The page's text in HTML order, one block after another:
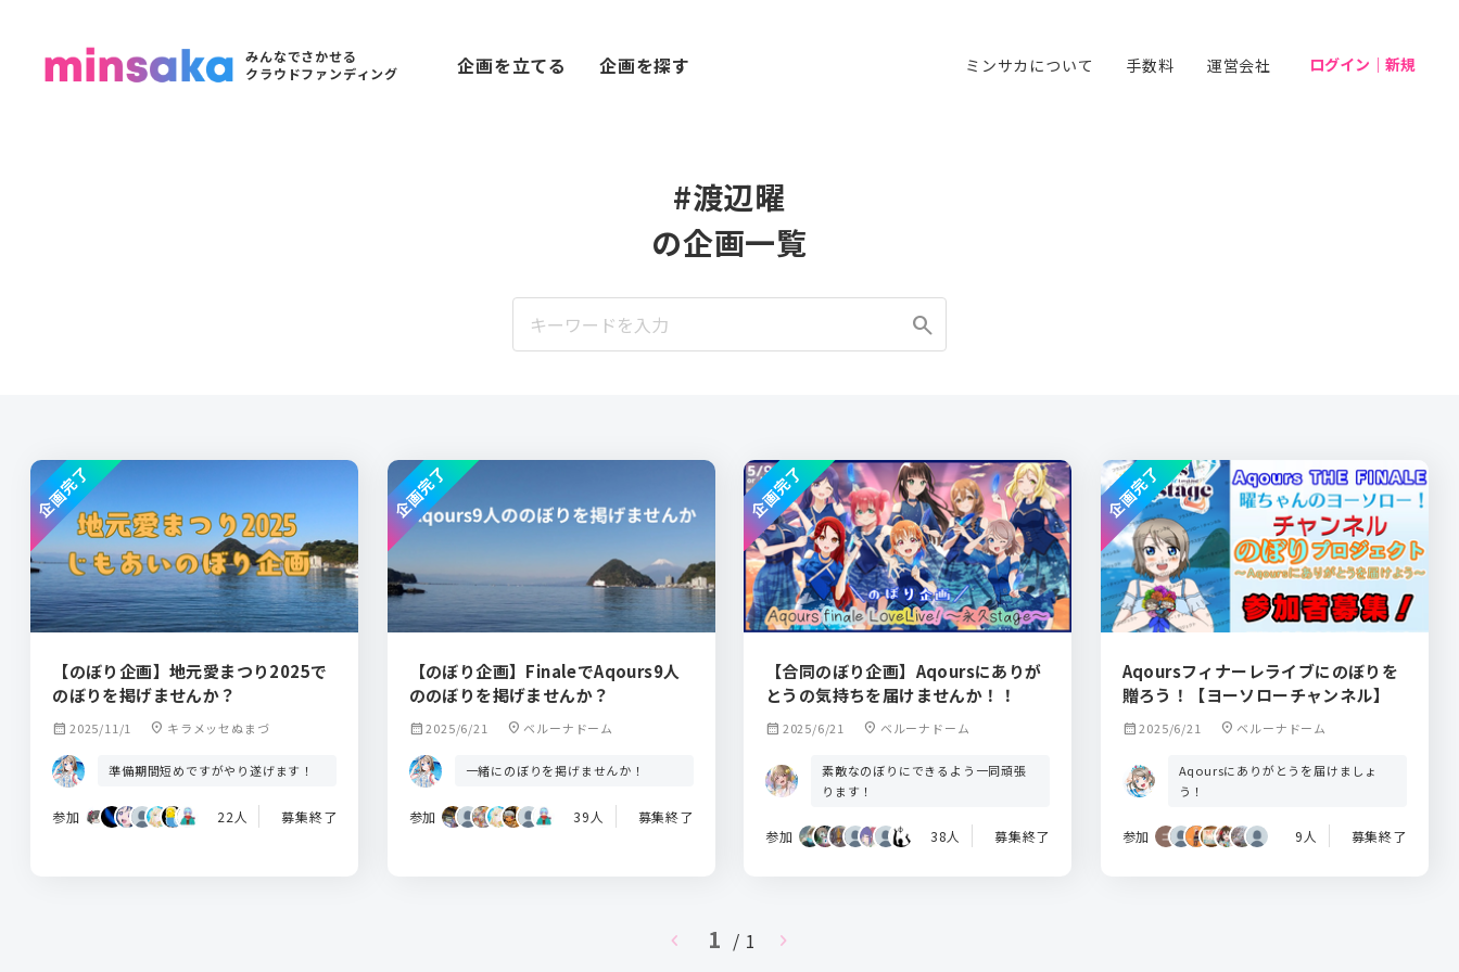
みんなでさかせる
クラウドファンディング
企画を立てる 企画を探す ミンサカについて 手数料 運営会社 ログイン｜新規
#渡辺曜
の企画一覧
search
【のぼり企画】地元愛まつり2025で
のぼりを掲げませんか？
calendar_month 2025/11/1 location_on キラメッセぬまづ
準備期間短めですがやり遂げます！
参加 22人 募集終了
企画完了
【のぼり企画】FinaleでAqours9人
ののぼりを掲げませんか？
calendar_month2025/6/21 location_on ベルーナドーム
一緒にのぼりを掲げませんか！
参加 39人 募集終了
企画完了
【合同のぼり企画】Aqoursにありが
とうの気持ちを届けませんか！！
calendar_month 2025/6/21 location_on ベルーナドーム
素敵なのぼりにできるよう一同頑張
ります！
参加 38人 募集終了
企画完了
Aqoursフィナーレライブにのぼりを
贈ろう！【ヨーソローチャンネル】
calendar_month2025/6/21 location_on ベルーナドーム
Aqoursにありがとうを届けましょ
う！
参加 9人 募集終了
企画完了
chevron_left 1 / 1 chevron_right